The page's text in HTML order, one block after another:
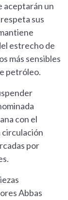
aceptarán un
sus
estrecho de
más sensibles
petróleo.
con el
por
Abbas